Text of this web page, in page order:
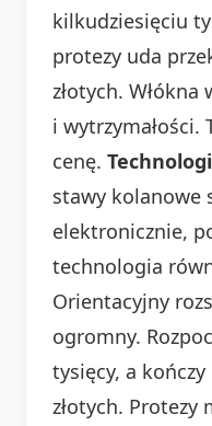
kilkudziesięciu
protezy uda
złotych.
i wytrzymałości.
cenę.
stawy kolanowe
elektronicznie,
technologia
Orientacyjny
ogromny.
tysięcy, a
złotych.